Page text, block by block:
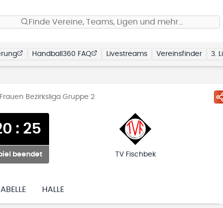
Finde Vereine, Teams, Ligen und mehr…
Handball360 FAQ Livestreams Vereinsfinder 3.
Bezirksliga Gruppe 2
: 25
beendet TV Fischbek
HALLE